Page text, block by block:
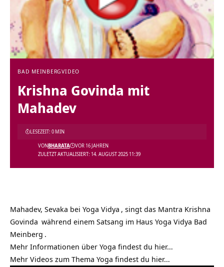
BAD MEINBERGVIDEO
Krishna Govinda mit
Mahadev
ZULETZT AKTUALISIERT: 14. AUGUST 2025 11:39
VONBHARATA VOR 16 JAHREN
LESEZEIT: 0 MIN
Mahadev, Sevaka bei Yoga Vidya , singt das Mantra Krishna
Govinda während einem Satsang im Haus Yoga Vidya Bad
Meinberg .
Mehr Informationen über Yoga findest du hier…
Mehr Videos zum Thema Yoga findest du hier…